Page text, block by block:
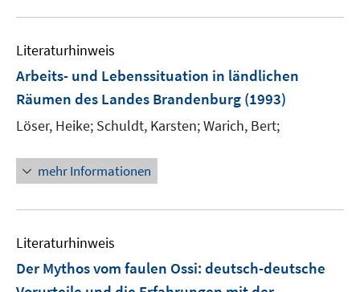
u
F
e
n
ö
n
Literaturhinweis
Arbeits- und Lebenssituation in ländlichen
Räumen des Landes Brandenburg (1993)
Löser, Heike; Schuldt, Karsten;Warich, Bert;
mehr Informationen
Literaturhinweis
Der Mythos vom faulen Ossi: deutsch-deutsche